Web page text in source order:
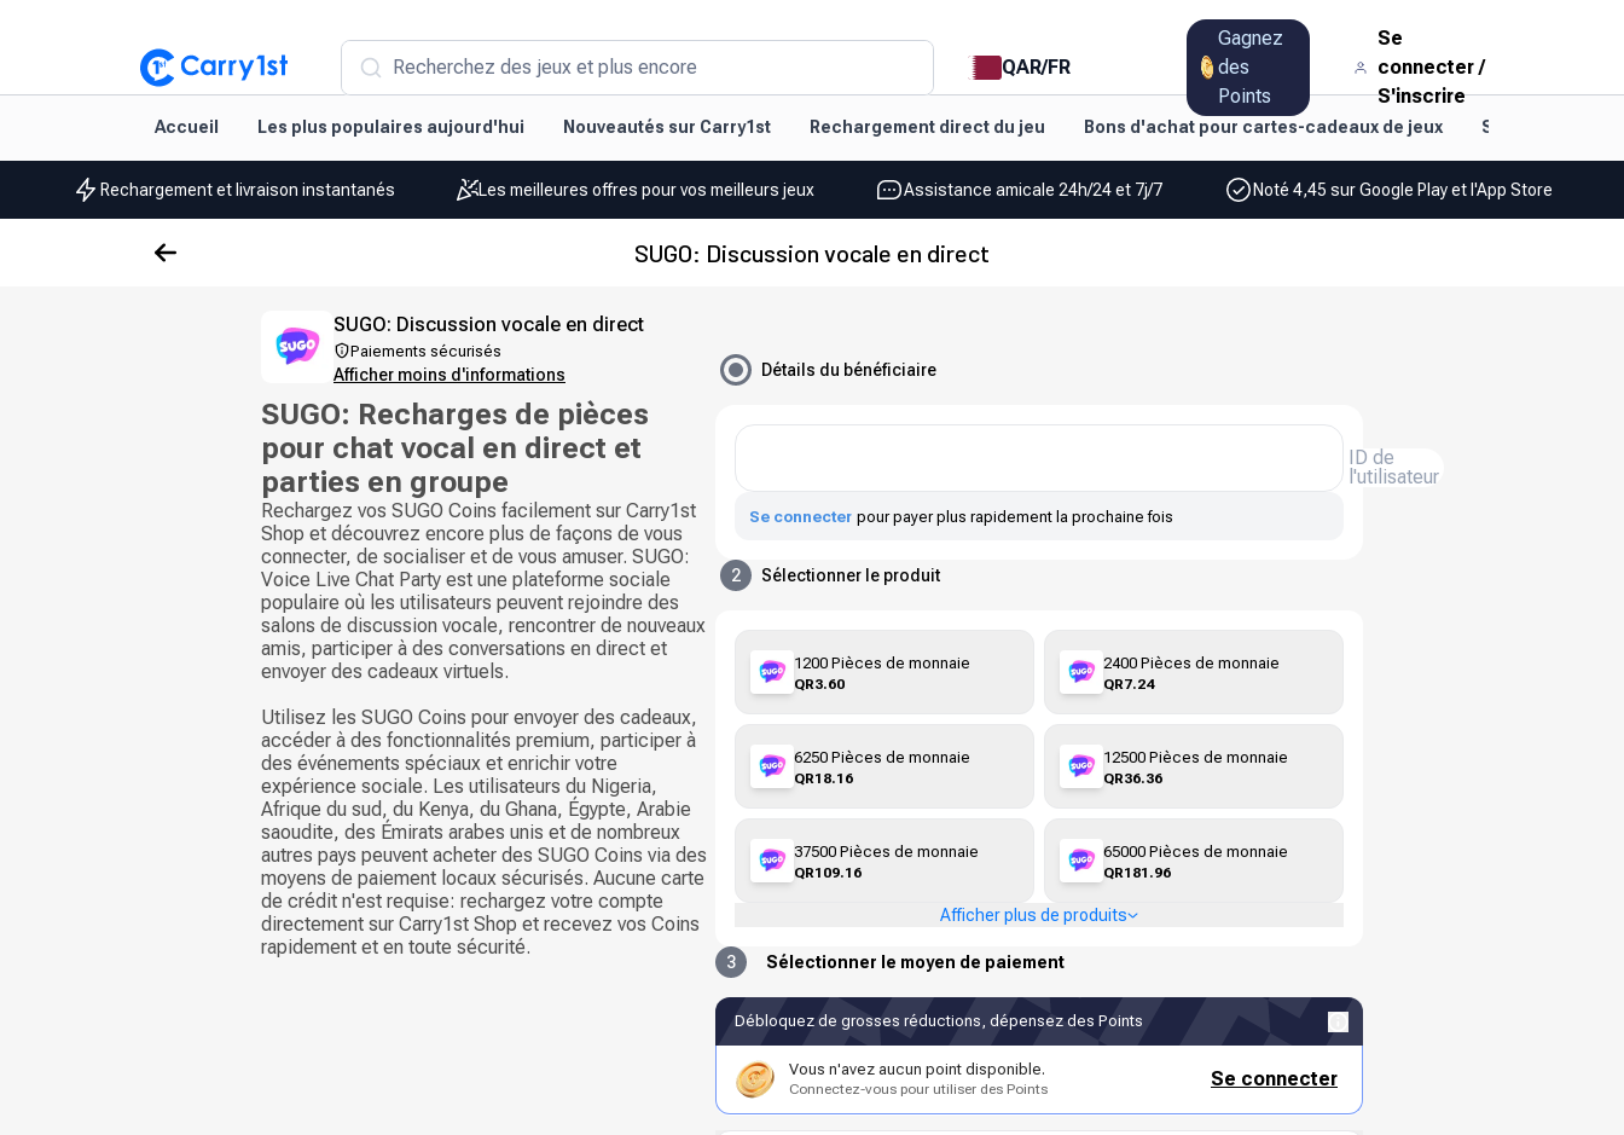
Recherchez des jeux et plus encore QAR/FR
Gagnez
des
Points
Se
connecter/
S'inscrire
Accueil Les plus populaires aujourd'hui Nouveautés sur Carry1st Rechargement direct du jeu Bons d'achat pour cartes-cadeaux de jeux Style de vie et
Rechargement et livraison instantanés Les meilleures offres pour vos meilleurs jeux Assistance amicale 24h/24 et 7j/7 Noté 4,45 sur Google Play et l'App Store
SUGO: Discussion vocale en direct
SUGO: Discussion vocale en direct
Paiements sécurisés
Afficher moins d'informations
SUGO: Recharges de pièces
pour chat vocal en direct et
parties en groupe
Rechargez vos SUGO Coins facilement sur Carry1st
Shop et découvrez encore plus de façons de vous
connecter, de socialiser et de vous amuser. SUGO:
Voice Live Chat Party est une plateforme sociale
populaire où les utilisateurs peuvent rejoindre des
salons de discussion vocale, rencontrer de nouveaux
amis, participer à des conversations en direct et
envoyer des cadeaux virtuels.
Utilisez les SUGO Coins pour envoyer des cadeaux,
accéder à des fonctionnalités premium, participer à
des événements spéciaux et enrichir votre
expérience sociale. Les utilisateurs du Nigeria,
Afrique du sud, du Kenya, du Ghana, Égypte, Arabie
saoudite, des Émirats arabes unis et de nombreux
autres pays peuvent acheter des SUGO Coins via des
moyens de paiement locaux sécurisés. Aucune carte
de crédit n'est requise: rechargez votre compte
directement sur Carry1st Shop et recevez vos Coins
rapidement et en toute sécurité.
Détails du bénéficiaire
ID de
l'utilisateur
Se connecter pour payer plus rapidement la prochaine fois
2 Sélectionner le produit
1200 Pièces de monnaie
QR3.60
2400 Pièces de monnaie
QR7.24
6250 Pièces de monnaie
QR18.16
12500 Pièces de monnaie
QR36.36
37500 Pièces de monnaie
QR109.16
65000 Pièces de monnaie
QR181.96
Afficher plus de produits
3 Sélectionner le moyen de paiement
Débloquez de grosses réductions, dépensez des Points
Vous n'avez aucun point disponible.
Connectez-vous pour utiliser des Points Se connecter